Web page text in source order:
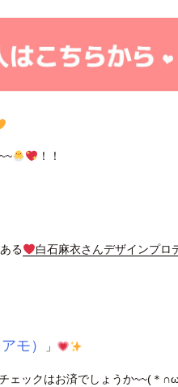
！！
る 白石麻衣さんデザインプロ
モ ） 」
ェックはお済でしょうか~~(＊